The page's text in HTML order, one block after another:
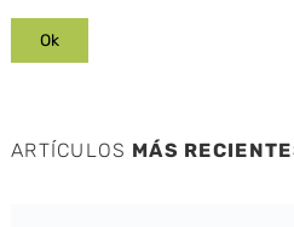
ARTÍCULOS MÁS